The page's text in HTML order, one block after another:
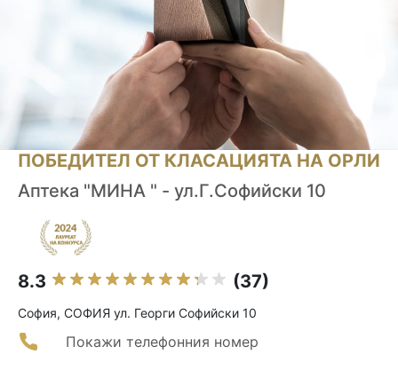
ПОБЕДИТЕЛ ОТ КЛАСАЦИЯТА НА ОРЛИ
Аптека "МИНА " - ул.Г.Софийски 10
8.3 (37)
София, СОФИЯ ул. Георги Софийски 10
Покажи телефонния номер